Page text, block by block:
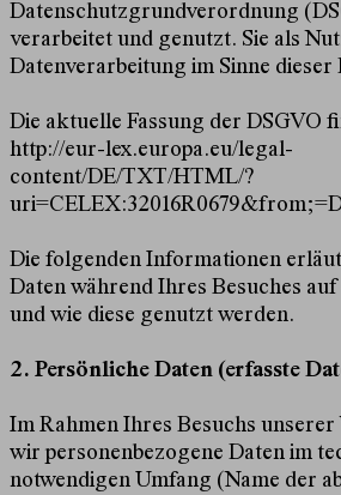
Datenschutzgrundverordnung
verarbeitet und genutzt. Sie als
Datenverarbeitung im Sinne
Die aktuelle Fassung der DSGVO
http://eur-lex.europa.eu/legal-
content/DE/TXT/HTML/?
Die folgenden Informationen
Daten während Ihres Besuches
und wie diese genutzt werden.
2. Persönliche Daten (erfasste
Im Rahmen Ihres Besuchs unserer
wir personenbezogene Daten im
notwendigen Umfang (Name der